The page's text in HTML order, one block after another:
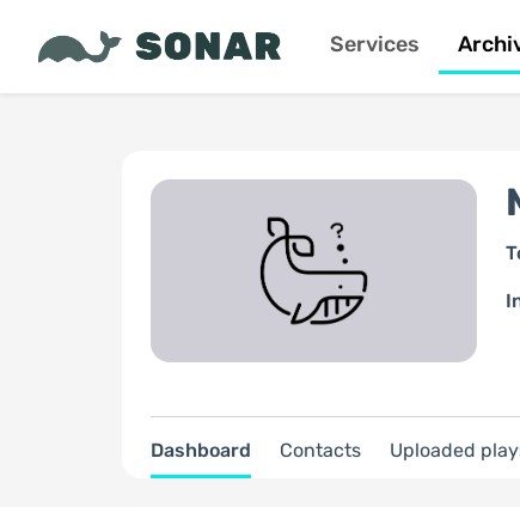
Services
Dashboard Contacts Uploaded